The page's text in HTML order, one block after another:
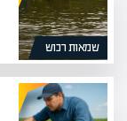
שמאות רכוש